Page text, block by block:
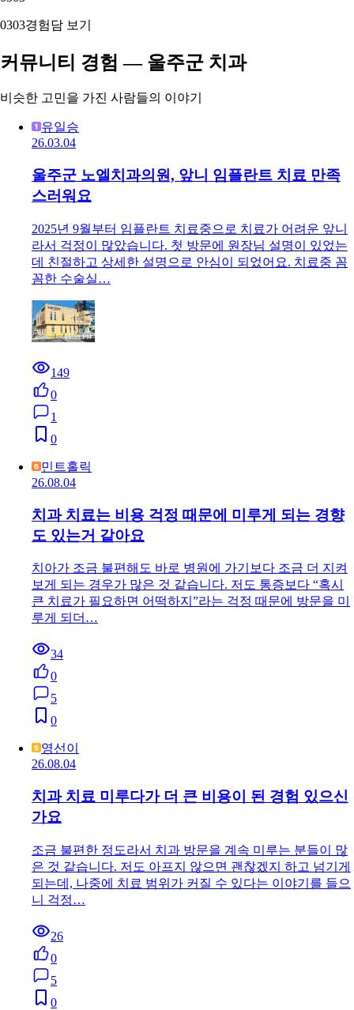
0303경험담 보기
커뮤니티 경험 — 울주군 치과
비슷한 고민을 가진 사람들의 이야기
유일승
26.03.04
울주군 노엘치과의원, 앞니 임플란트 치료 만족
스러워요
2025년 9월부터 임플란트 치료중으로 치료가 어려운 앞니
라서 걱정이 많았습니다. 첫 방문에 원장님 설명이 있었는
데 친절하고 상세한 설명으로 안심이 되었어요. 치료중 꼼
꼼한 수술실…
149
0
1
0
민트홀릭
26.08.04
치과 치료는 비용 걱정 때문에 미루게 되는 경향
도 있는거 같아요
치아가 조금 불편해도 바로 병원에 가기보다 조금 더 지켜
보게 되는 경우가 많은 것 같습니다. 저도 통증보다 “혹시
큰 치료가 필요하면 어떡하지”라는 걱정 때문에 방문을 미
루게 되더…
34
0
5
0
영선이
26.08.04
치과 치료 미루다가 더 큰 비용이 된 경험 있으신
가요
조금 불편한 정도라서 치과 방문을 계속 미루는 분들이 많
은 것 같습니다. 저도 아프지 않으면 괜찮겠지 하고 넘기게
되는데, 나중에 치료 범위가 커질 수 있다는 이야기를 들으
니 걱정…
26
0
5
0